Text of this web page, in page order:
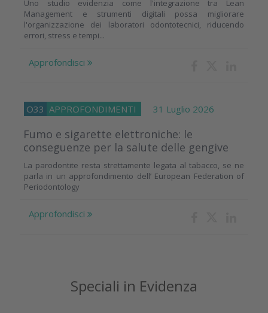
Uno studio evidenzia come l'integrazione tra Lean
Management e strumenti digitali possa migliorare
l'organizzazione dei laboratori odontotecnici, riducendo
errori, stress e tempi...
Approfondisci
O33 APPROFONDIMENTI 31 Luglio 2026
Fumo e sigarette elettroniche: le
conseguenze per la salute delle gengive
La parodontite resta strettamente legata al tabacco, se ne
parla in un approfondimento dell’ European Federation of
Periodontology
Approfondisci
Speciali in Evidenza